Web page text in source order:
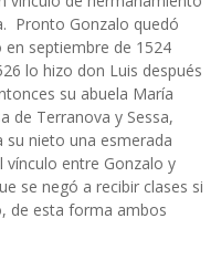
Pronto Gonzalo quedó
septiembre de 1524
lo hizo don Luis después
su abuela María
de Terranova y Sessa,
su nieto una esmerada
vínculo entre Gonzalo y
se negó a recibir clases si
de esta forma ambos